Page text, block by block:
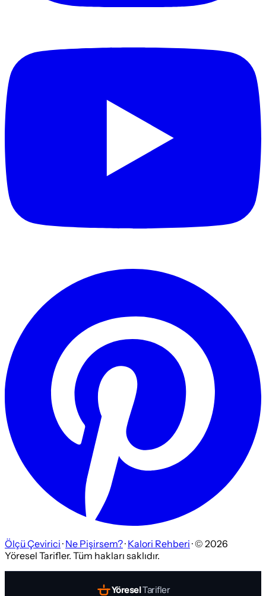
Ölçü Çevirici · Ne Pişirsem?· Kalori Rehberi · © 2026
Yöresel Tarifler. Tüm hakları saklıdır.
YöreselTarifler